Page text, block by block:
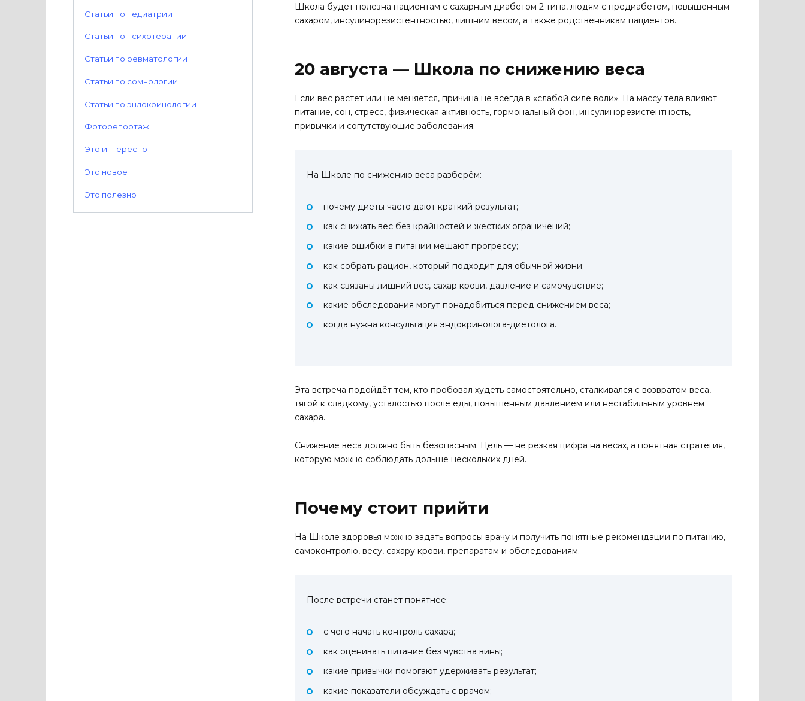
Школа будет полезна пациентам с сахарным диабетом 2 типа, людям с предиабетом, повышенным
сахаром, инсулинорезистентностью, лишним весом, а также родственникам пациентов.
20 августа — Школа по снижению веса
Если вес растёт или не меняется, причина не всегда в «слабой силе воли». На массу тела влияют
питание, сон, стресс, физическая активность, гормональный фон, инсулинорезистентность,
привычки и сопутствующие заболевания.
На Школе по снижению веса разберём:
почему диеты часто дают краткий результат;
как снижать вес без крайностей и жёстких ограничений;
какие ошибки в питании мешают прогрессу;
как собрать рацион, который подходит для обычной жизни;
как связаны лишний вес, сахар крови, давление и самочувствие;
какие обследования могут понадобиться перед снижением веса;
когда нужна консультация эндокринолога-диетолога.
Эта встреча подойдёт тем, кто пробовал худеть самостоятельно, сталкивался с возвратом веса,
тягой к сладкому, усталостью после еды, повышенным давлением или нестабильным уровнем
сахара.
Снижение веса должно быть безопасным. Цель — не резкая цифра на весах, а понятная стратегия,
которую можно соблюдать дольше нескольких дней.
Почему стоит прийти
На Школе здоровья можно задать вопросы врачу и получить понятные рекомендации по питанию,
самоконтролю, весу, сахару крови, препаратам и обследованиям.
После встречи станет понятнее:
с чего начать контроль сахара;
как оценивать питание без чувства вины;
какие привычки помогают удерживать результат;
какие показатели обсуждать с врачом;
Статьи по педиатрии
Статьи по психотерапии
Статьи по ревматологии
Статьи по сомнологии
Статьи по эндокринологии
Фоторепортаж
Это интересно
Это новое
Это полезно